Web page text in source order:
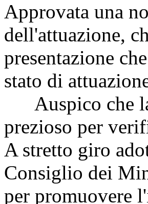
Approvata una
dell'attuazione,
presentazione
stato di
Auspico che la
prezioso per
A stretto giro
Consiglio dei
per promuovere